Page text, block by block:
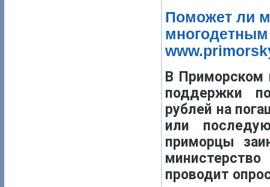
Поможет ли
В Приморском
поддержки
рублей на
или
приморцы
проводит